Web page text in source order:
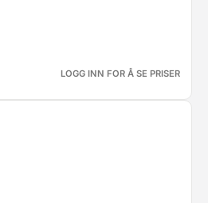
LOGG INN FOR Å SE PRISER